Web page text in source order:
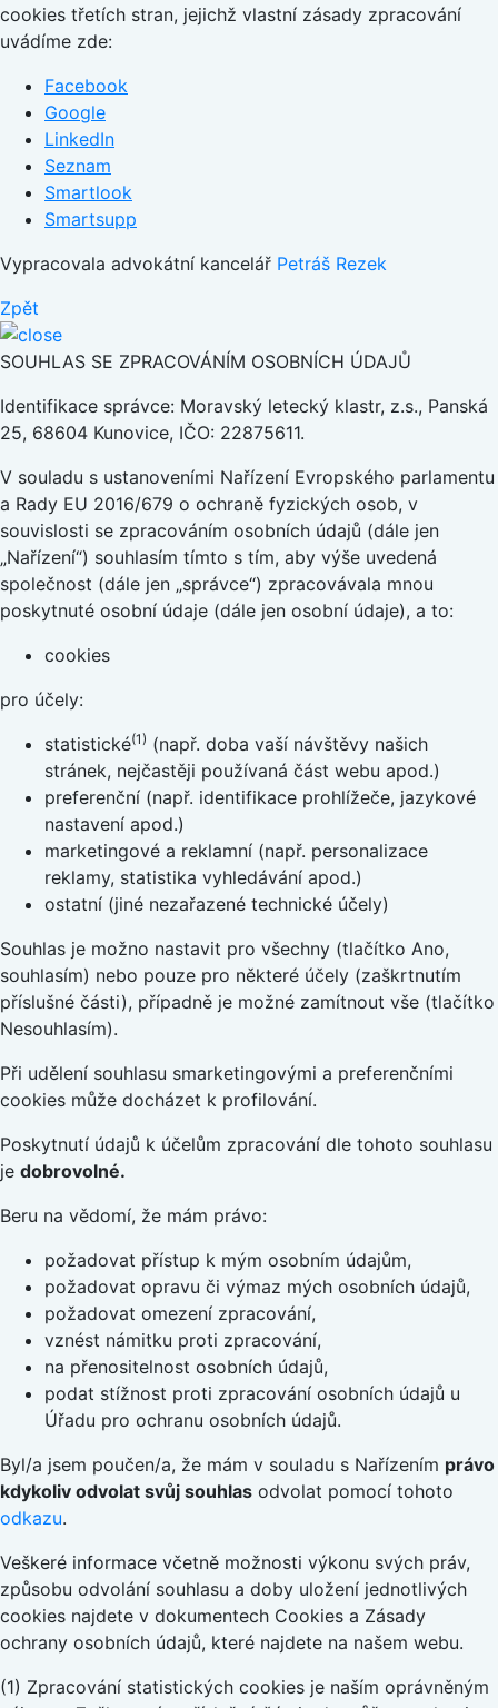
cookies třetích stran, jejichž vlastní zásady zpracování
uvádíme zde:
Facebook
Google
LinkedIn
Seznam
Smartlook
Smartsupp
Vypracovala advokátní kancelář Petráš Rezek
Zpět
SOUHLAS SE ZPRACOVÁNÍM OSOBNÍCH ÚDAJŮ
Identifikace správce: Moravský letecký klastr, z.s., Panská
25, 68604 Kunovice, IČO: 22875611.
V souladu s ustanoveními Nařízení Evropského parlamentu
a Rady EU 2016/679 o ochraně fyzických osob, v
souvislosti se zpracováním osobních údajů (dále jen
„Nařízení“) souhlasím tímto s tím, aby výše uvedená
společnost (dále jen „správce“) zpracovávala mnou
poskytnuté osobní údaje (dále jen osobní údaje), a to:
cookies
pro účely:
statistické(1) (např. doba vaší návštěvy našich
stránek, nejčastěji používaná část webu apod.)
preferenční (např. identifikace prohlížeče, jazykové
nastavení apod.)
marketingové a reklamní (např. personalizace
reklamy, statistika vyhledávání apod.)
ostatní (jiné nezařazené technické účely)
Souhlas je možno nastavit pro všechny (tlačítko Ano,
souhlasím) nebo pouze pro některé účely (zaškrtnutím
příslušné části), případně je možné zamítnout vše (tlačítko
Nesouhlasím).
Při udělení souhlasu smarketingovými a preferenčními
cookies může docházet k profilování.
Poskytnutí údajů k účelům zpracování dle tohoto souhlasu
je dobrovolné.
Beru na vědomí, že mám právo:
požadovat přístup k mým osobním údajům,
požadovat opravu či výmaz mých osobních údajů,
požadovat omezení zpracování,
vznést námitku proti zpracování,
na přenositelnost osobních údajů,
podat stížnost proti zpracování osobních údajů u
Úřadu pro ochranu osobních údajů.
Byl/a jsem poučen/a, že mám v souladu s Nařízením právo
kdykoliv odvolat svůj souhlas odvolat pomocí tohoto
odkazu.
Veškeré informace včetně možnosti výkonu svých práv,
způsobu odvolání souhlasu a doby uložení jednotlivých
cookies najdete v dokumentech Cookies a Zásady
ochrany osobních údajů, které najdete na našem webu.
(1) Zpracování statistických cookies je naším oprávněným